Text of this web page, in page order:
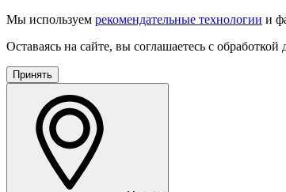
Мы используем рекомендательные технологии и
Оставаясь на сайте, вы соглашаетесь с
Принять